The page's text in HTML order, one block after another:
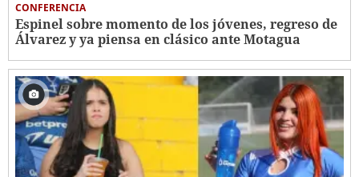
CONFERENCIA
Espinel sobre momento de los jóvenes, regreso de
Álvarez y ya piensa en clásico ante Motagua